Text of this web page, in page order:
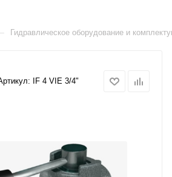
Гидравлическое оборудование и
IF 4 VIE 3/4"